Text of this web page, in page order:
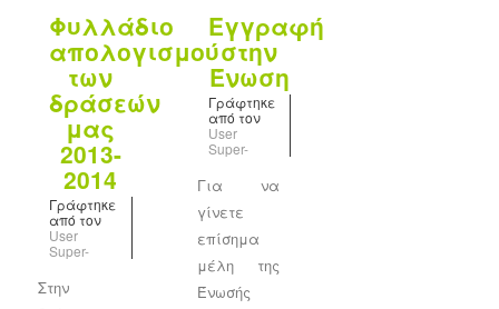
Φυλλάδιο
απολογισμού
των
δράσεών
μας
2013-
2014
Γράφτηκε
από τον
User
Super-
Στην
Εγγραφή
στην
Ένωση
Γράφτηκε
από τον
User
Super-
Για να
γίνετε
επίσημα
μέλη της
Ένωσής